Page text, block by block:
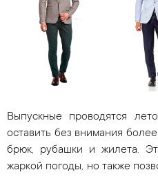
Выпускные проводятся
оставить без внимания
брюк, рубашки и жилета.
жаркой погоды, но также